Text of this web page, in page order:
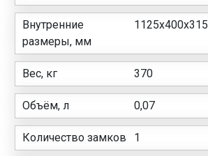
Внутренние
размеры, мм
1125x400x315
Вес, кг 370
Объём, л 0,07
Количество замков 1